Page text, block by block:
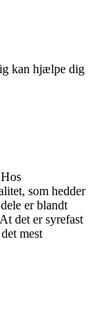
kan hjælpe dig
som hedder
er blandt
det er syrefast
mest